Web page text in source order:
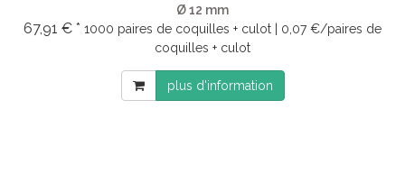
Ø 12 mm
67,91 € * 1000 paires de coquilles + culot | 0,07 €/paires de
coquilles + culot
plus d'information